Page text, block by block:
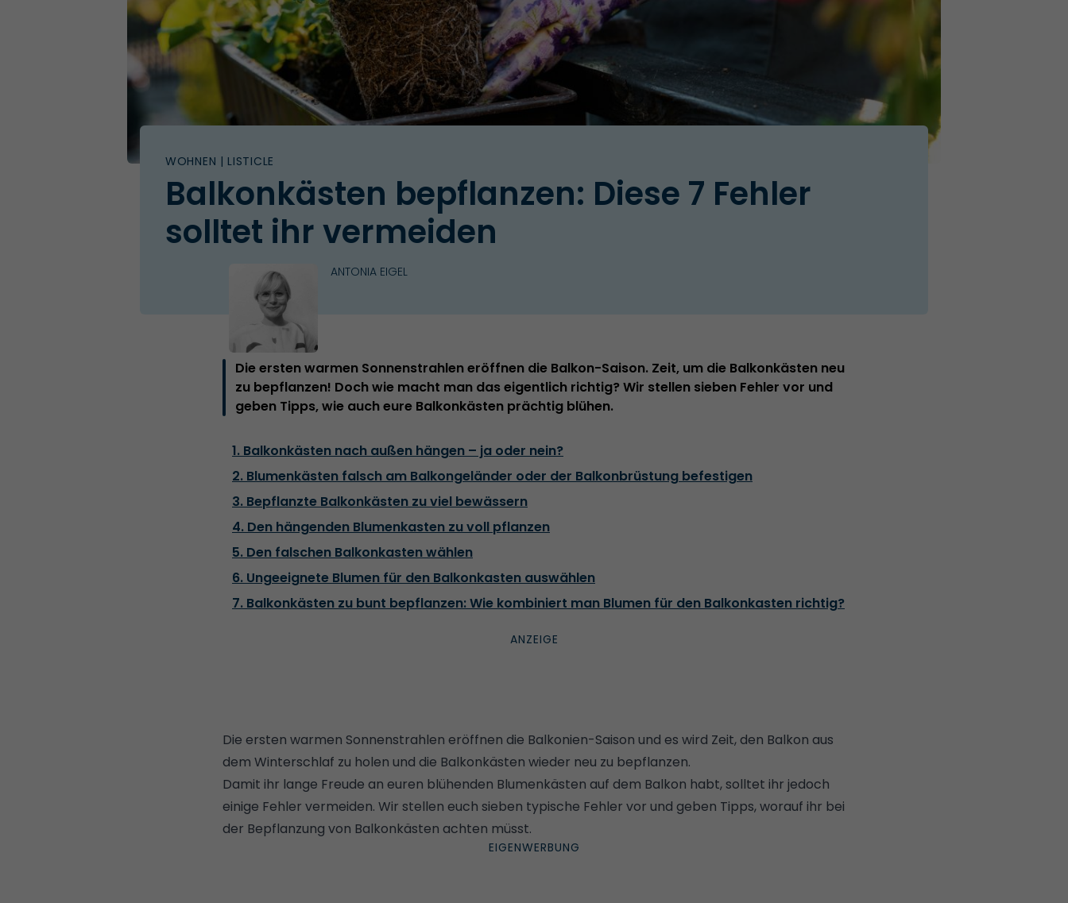
WOHNEN | LISTICLE
Balkonkästen bepflanzen: Diese 7 Fehler
solltet ihr vermeiden
ANTONIA EIGEL
Die ersten warmen Sonnenstrahlen eröffnen die Balkon-Saison. Zeit, um die Balkonkästen neu
zu bepflanzen! Doch wie macht man das eigentlich richtig? Wir stellen sieben Fehler vor und
geben Tipps, wie auch eure Balkonkästen prächtig blühen.
1. Balkonkästen nach außen hängen – ja oder nein?
2. Blumenkästen falsch am Balkongeländer oder der Balkonbrüstung befestigen
3. Bepflanzte Balkonkästen zu viel bewässern
4. Den hängenden Blumenkasten zu voll pflanzen
5. Den falschen Balkonkasten wählen
6. Ungeeignete Blumen für den Balkonkasten auswählen
7. Balkonkästen zu bunt bepflanzen: Wie kombiniert man Blumen für den Balkonkasten richtig?
Die ersten warmen Sonnenstrahlen eröffnen die Balkonien-Saison und es wird Zeit, den Balkon aus
dem Winterschlaf zu holen und die Balkonkästen wieder neu zu bepflanzen.
Damit ihr lange Freude an euren blühenden Blumenkästen auf dem Balkon habt, solltet ihr jedoch
einige Fehler vermeiden. Wir stellen euch sieben typische Fehler vor und geben Tipps, worauf ihr bei
der Bepflanzung von Balkonkästen achten müsst.